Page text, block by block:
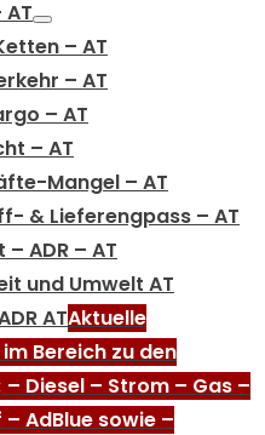
– AT
– AT
– AT
– AT
Mangel – AT
& Lieferengpass – AT
ADR – AT
und Umwelt AT
ATAktuelle
Bereich zu den
– Diesel – Strom – Gas –
AdBlue sowie –